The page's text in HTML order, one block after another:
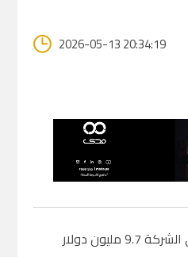
2026-05-13 20:34:19
أفصحت باديكو عن نتائج أعمالها وبياناتها المالية الموحدة للرُبع الأول من العام 2026، حيث بلغ الربح العائد لمساهمي الشركة 9.7 مليون دولار